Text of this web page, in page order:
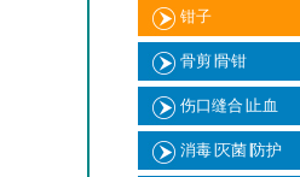
钳子
骨剪∣骨钳
伤口缝合∣止血
消毒∣灭菌∣防护